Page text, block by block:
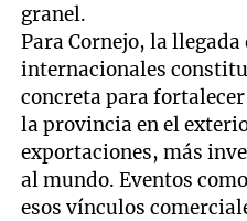
granel.
Para Cornejo, la llegada
internacionales
concreta para
la provincia en el
exportaciones, más
al mundo. Eventos
esos vínculos